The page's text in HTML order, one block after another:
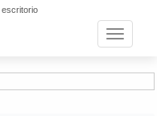
escritorio
Toggle